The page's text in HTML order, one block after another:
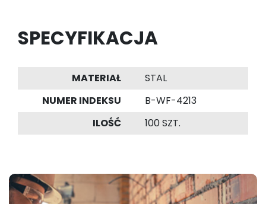
SPECYFIKACJA
MATERIAŁ
STAL
NUMER INDEKSU
B-WF-4213
ILOŚĆ
100 SZT.